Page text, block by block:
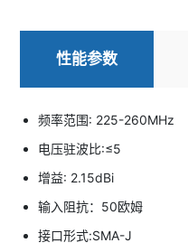
性能参数
频率范围: 225-260MHz
电压驻波比:≤5
增益: 2.15dBi
输入阻抗：50欧姆
接口形式:SMA-J